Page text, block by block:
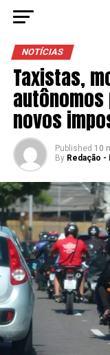
NOTÍCIAS
Taxistas,
autônomos
novos
Published 10
By Redação -